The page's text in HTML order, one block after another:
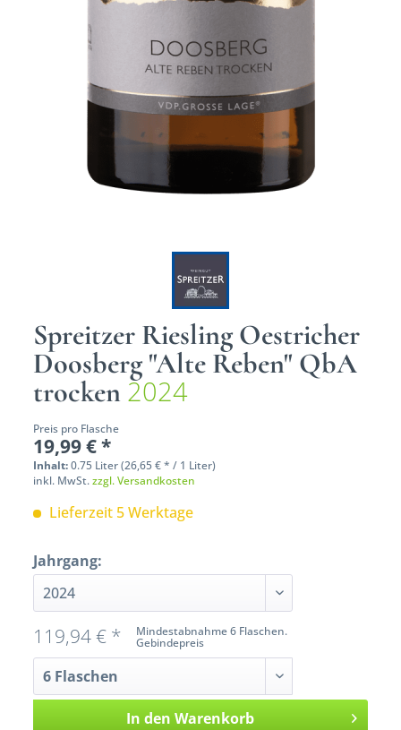
Spreitzer Riesling Oestricher
Doosberg "Alte Reben" QbA
trocken 2024
Preis pro Flasche
19,99 € *
Inhalt:0.75 Liter (26,65 € * / 1 Liter)
inkl. MwSt.zzgl. Versandkosten
Lieferzeit 5 Werktage
Jahrgang:
Mindestabnahme 6 Flaschen.
Gebindepreis
119,94 € *
In den Warenkorb